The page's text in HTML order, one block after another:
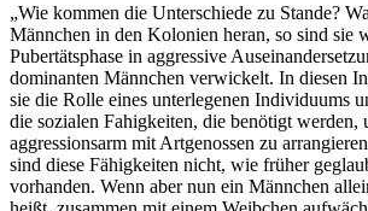
„Wie kommen die Unterschiede zu Stande?
Männchen in den Kolonien heran, so sind sie
Pubertätsphase in aggressive
dominanten Männchen verwickelt. In diesen
sie die Rolle eines unterlegenen Individuums
die sozialen Fahigkeiten, die benötigt werden,
aggressionsarm mit Artgenossen zu
sind diese Fähigkeiten nicht, wie früher
vorhanden. Wenn aber nun ein Männchen